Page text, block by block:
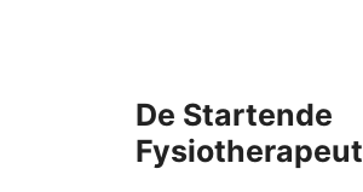
De Startende
Fysiotherapeut